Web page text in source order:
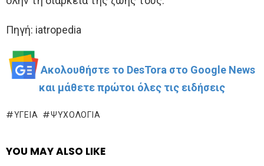
Πηγή: iatropedia
Ακολουθήστε το DesTora στο Google News
και μάθετε πρώτοι όλες τις ειδήσεις
ΥΓΕΊΑ ΨΥΧΟΛΟΓΊΑ
YOU MAY ALSO LIKE